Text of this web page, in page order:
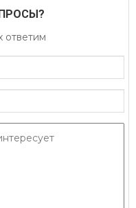
ответим